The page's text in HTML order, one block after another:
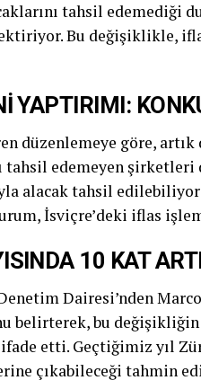
tahsil
Bu değişiklikle,
YAPTIRIMI:
düzenlemeye göre,
tahsil edemeyen
alacak tahsil
İsviçre’deki iflas
10 KAT
Dairesi’nden
belirterek, bu
etti. Geçtiğimiz yıl
çıkabileceği tahmin